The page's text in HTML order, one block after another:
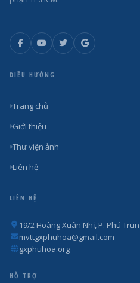
ĐIỀU HƯỚNG
Trang chủ
Giới thiệu
Thư viện ảnh
Liên hệ
LIÊN HỆ
19/2 Hoàng Xuân Nhị, P. Phú
mvttgxphuhoa@gmail.com
gxphuhoa.org
HỖ TRỢ